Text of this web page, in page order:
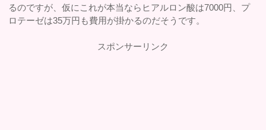
るのですが、仮にこれが本当ならヒアルロン酸は7000円、プ
ロテーゼは35万円も費用が掛かるのだそうです。
スポンサーリンク